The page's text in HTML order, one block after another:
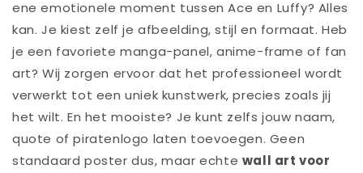
ene emotionele moment tussen Ace en Luffy? Alles
kan. Je kiest zelf je afbeelding, stijl en formaat. Heb
je een favoriete manga-panel, anime-frame of fan
art? Wij zorgen ervoor dat het professioneel wordt
verwerkt tot een uniek kunstwerk, precies zoals jij
het wilt. En het mooiste? Je kunt zelfs jouw naam,
quote of piratenlogo laten toevoegen. Geen
standaard poster dus, maar echte wall art voor